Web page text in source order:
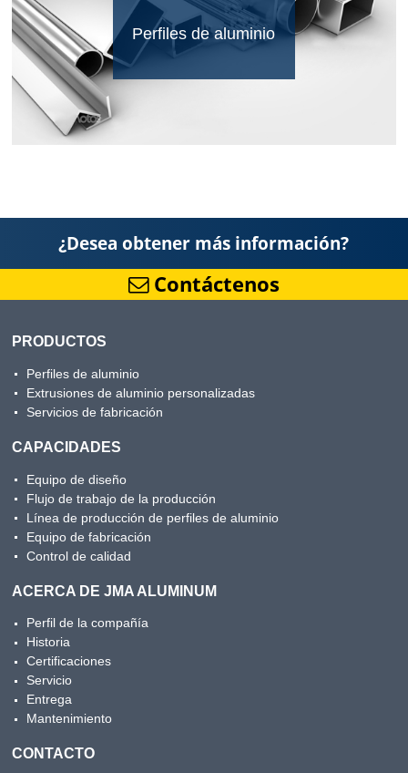
Perfiles de aluminio
¿Desea obtener más información?
Contáctenos
PRODUCTOS
Perfiles de aluminio
Extrusiones de aluminio personalizadas
Servicios de fabricación
CAPACIDADES
Equipo de diseño
Flujo de trabajo de la producción
Línea de producción de perfiles de aluminio
Equipo de fabricación
Control de calidad
ACERCA DE JMA ALUMINUM
Perfil de la compañía
Historia
Certificaciones
Servicio
Entrega
Mantenimiento
CONTACTO